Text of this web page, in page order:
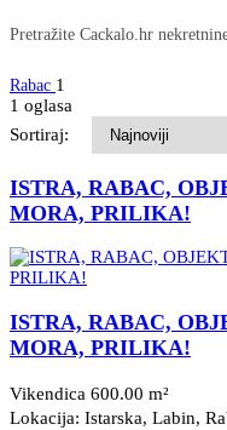
Pretražite Cackalo.hr
Rabac 1
1 oglasa
Sortiraj:
ISTRA, RABAC,
MORA, PRILIKA!
ISTRA, RABAC,
MORA, PRILIKA!
Vikendica 600.00 m²
Lokacija: Istarska, Labin,